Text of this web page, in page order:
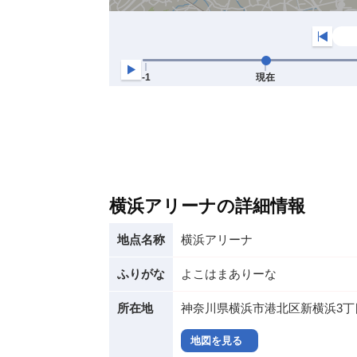
横浜アリーナの詳細情報
地点名称 横浜アリーナ
ふりがな よこはまありーな
所在地 神奈川県横浜市港北区新横浜3丁
地図を見る